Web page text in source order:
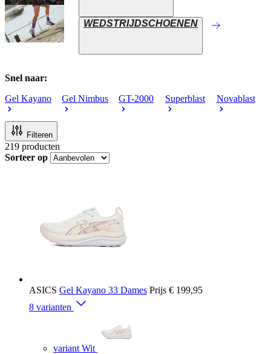
WEDSTRIJDSCHOENEN
Snel naar:
Gel Kayano
Gel Nimbus GT-2000 Superblast Novablast
Filteren
219 producten
Sorteer op
ASICS Gel Kayano 33 Dames Prijs € 199,95
8 varianten
variant Wit